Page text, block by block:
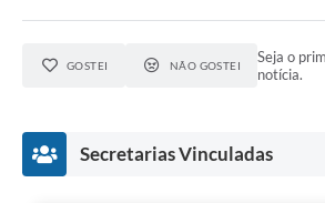
GOSTEI NÃO GOSTEI
Seja o
notícia.
Secretarias Vinculadas